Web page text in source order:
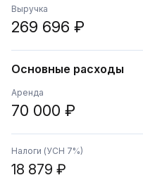
Выручка
269 696 ₽
Основные расходы
Аренда
70 000 ₽
Налоги (УСН 7%)
18 879 ₽